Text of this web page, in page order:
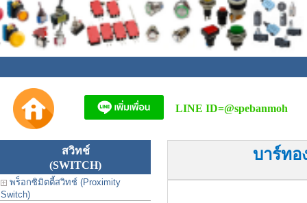
LINE ID=@spebanmoh
สวิทช์
(SWITCH)
พร็อกซิมิตตี้สวิทช์ (Proximity
Switch)
บาร์ทอ